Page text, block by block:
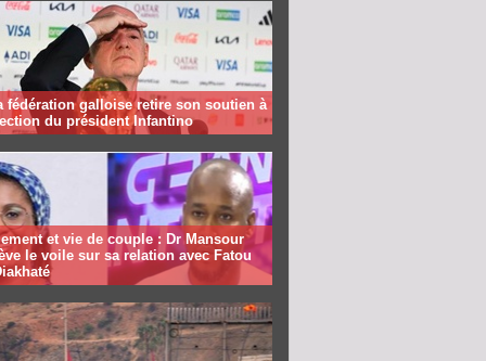
fédération galloise retire son soutien à
du président Infantino
et vie de couple : Dr Mansour
le voile sur sa relation avec Fatou